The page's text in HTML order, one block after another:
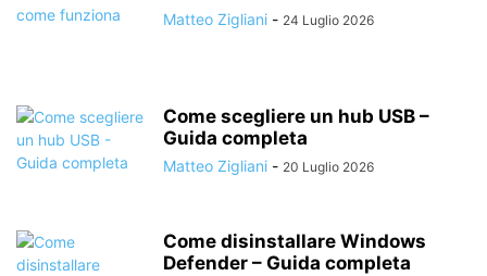
Matteo Zigliani - 24 Luglio 2026
Come scegliere un hub USB –
Guida completa
Matteo Zigliani - 20 Luglio 2026
Come disinstallare Windows
Defender – Guida completa